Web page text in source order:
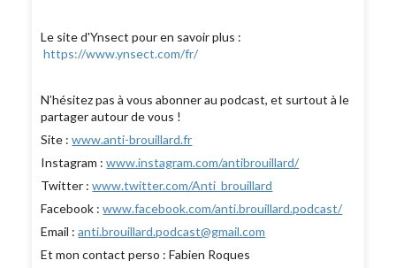
Le site d'Ynsect pour en savoir plus :
https://www.ynsect.com/fr/
N’hésitez pas à vous abonner au podcast, et surtout à le
partager autour de vous !
Site :www.anti-brouillard.fr
Instagram :www.instagram.com/antibrouillard/
Twitter :www.twitter.com/Anti_brouillard
Facebook :www.facebook.com/anti.brouillard.podcast/
Email :anti.brouillard.podcast@gmail.com
Et mon contact perso : Fabien Roques